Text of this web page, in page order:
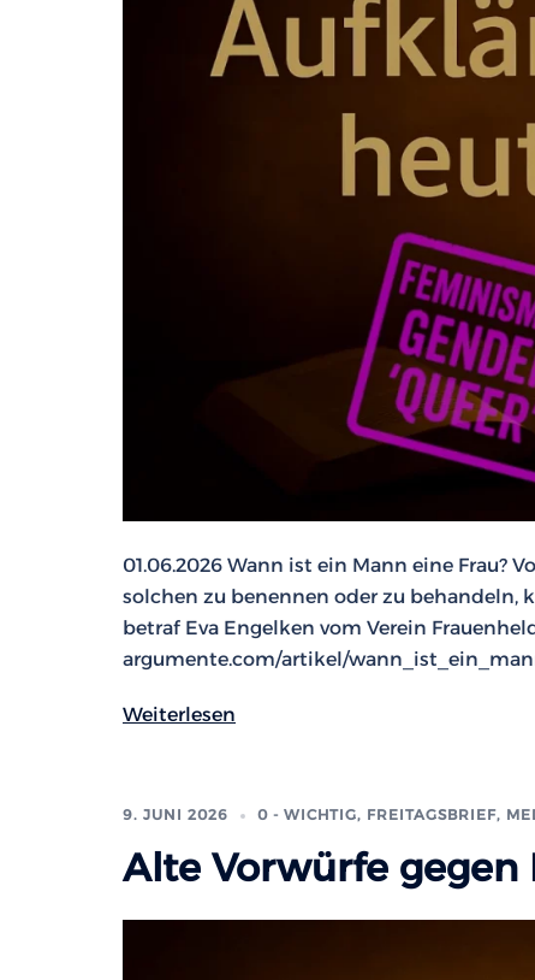
01.06.2026 Wann ist ein Mann eine Frau?
solchen zu benennen oder zu behandeln,
betraf Eva Engelken vom Verein
argumente.com/artikel/
Weiterlesen
9. JUNI 2026 0 - WICHTIG, FREITAGSBRIEF,
Alte Vorwürfe